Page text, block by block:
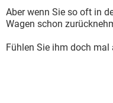
Aber wenn Sie so oft in
Wagen schon
Fühlen Sie ihm doch mal